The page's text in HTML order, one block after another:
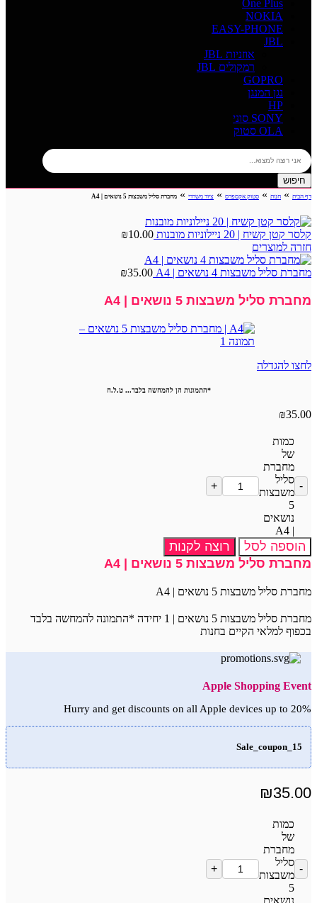
One Plus
NOKIA
EASY-PHONE
JBL
אוזניות JBL
רמקולים JBL
GOPRO
נגן המנגן
HP
SONY סוני
OLA סטוק
חיפוש
דף הבית » חנות » סטוק אקספרס » ציוד משרדי » מחברת סליל משבצות 5 נושאים | A4
קלסר קטן קשיח | 20 ניילוניות מובנות ₪10.00
חזרה למוצרים
מחברת סליל משבצות 4 נושאים | A4 ₪35.00
מחברת סליל משבצות 5 נושאים | A4
לחצו להגדלה
*התמונות הן להמחשה בלבד... ט.ל.ח
₪35.00
כמות
של
מחברת
סליל
משבצות
5
נושאים
| A4
הוספה לסל
רוצה לקנות
מחברת סליל משבצות 5 נושאים | A4
מחברת סליל משבצות 5 נושאים | A4
מחברת סליל משבצות 5 נושאים | 1 יחידה *התמונה להמחשה בלבד
בכפוף למלאי הקיים בחנות
Apple Shopping Event
Hurry and get discounts on all Apple devices up to 20%
Sale_coupon_15
₪35.00
כמות
של
מחברת
סליל
משבצות
5
נושאים